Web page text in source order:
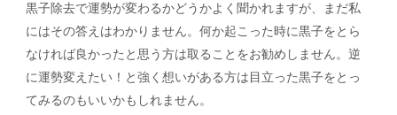
黒子除去で運勢が変わるかどうかよく聞かれますが、まだ私
にはその答えはわかりません。何か起こった時に黒子をとら
なければ良かったと思う方は取ることをお勧めしません。逆
に運勢変えたい！と強く想いがある方は目立った黒子をとっ
てみるのもいいかもしれません。